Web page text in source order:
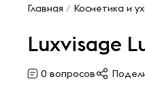
Главная / Косметика и
Luxvisage
0 вопросов